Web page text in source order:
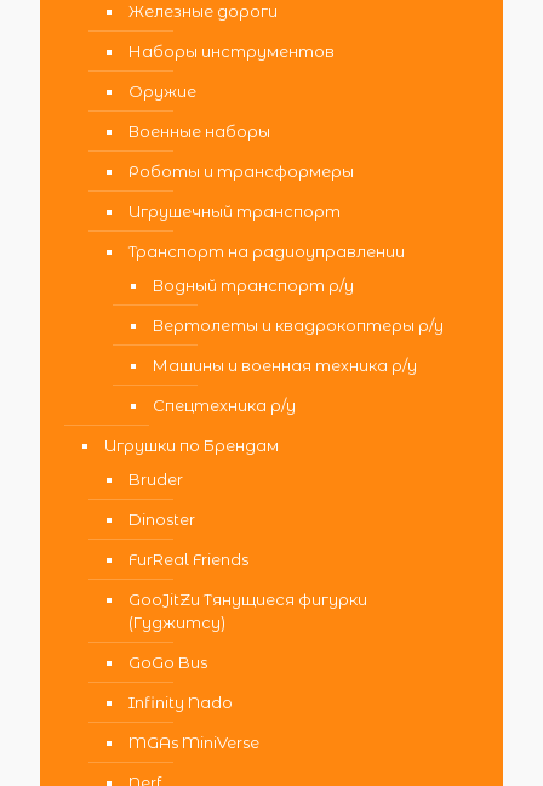
Железные дороги
Наборы инструментов
Оружие
Военные наборы
Роботы и трансформеры
Игрушечный транспорт
Транспорт на радиоуправлении
Водный транспорт р/у
Вертолеты и квадрокоптеры р/у
Машины и военная техника р/у
Спецтехника р/у
Игрушки по Брендам
Bruder
Dinoster
FurReal Friends
GooJitZu Тянущиеся фигурки
(Гуджитсу)
GoGo Bus
Infinity Nado
MGAs MiniVerse